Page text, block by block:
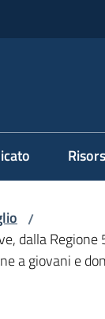
/
dalla
a giovani e